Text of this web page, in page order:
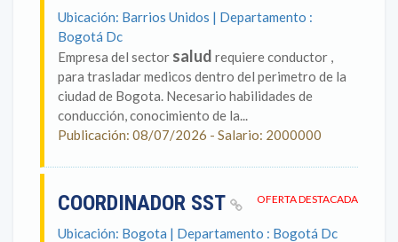
Ubicación: Barrios Unidos | Departamento :
Bogotá Dc
Empresa del sector salud requiere conductor ,
para trasladar medicos dentro del perimetro de la
ciudad de Bogota. Necesario habilidades de
conducción, conocimiento de la...
Publicación: 08/07/2026 - Salario: 2000000
OFERTA DESTACADA
COORDINADOR SST
Ubicación: Bogota | Departamento : Bogotá Dc